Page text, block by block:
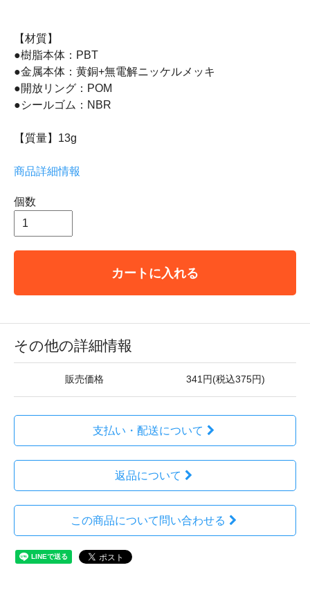
【材質】
●樹脂本体：PBT
●金属本体：黄銅+無電解ニッケルメッキ
●開放リング：POM
●シールゴム：NBR
【質量】13g
商品詳細情報
個数
カートに入れる
その他の詳細情報
販売価格 341円(税込375円)
支払い・配送について
返品について
この商品について問い合わせる